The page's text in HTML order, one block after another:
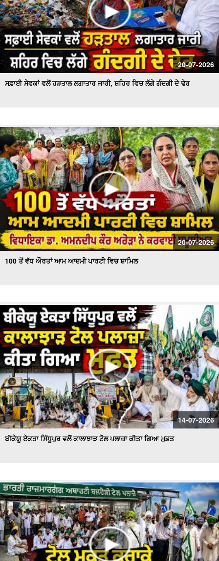
20-07-2026
ਸਫ਼ਾਈ ਸੇਵਕਾਂ ਵਲੋਂ ਹੜਤਾਲ ਲਗਾਤਾਰ ਜਾਰੀ, ਸ਼ਹਿਰ ਵਿਚ ਲੱਗੇ ਗੰਦਗੀ ਦੇ ਢੇਰ
20-07-2026
100 ਤੋਂ ਵੱਧ ਔਰਤਾਂ ਆਮ ਆਦਮੀ ਪਾਰਟੀ ਵਿਚ ਸ਼ਾਮਿਲ
14-07-2026
ਬੀਕੇਯੂ ਏਕਤਾ ਸਿੱਧੂਪੁਰ ਵਲੋਂ ਕਾਲਾਝਾੜ ਟੋਲ ਪਲਾਜ਼ਾ ਕੀਤਾ ਗਿਆ ਮੁਫ਼ਤ